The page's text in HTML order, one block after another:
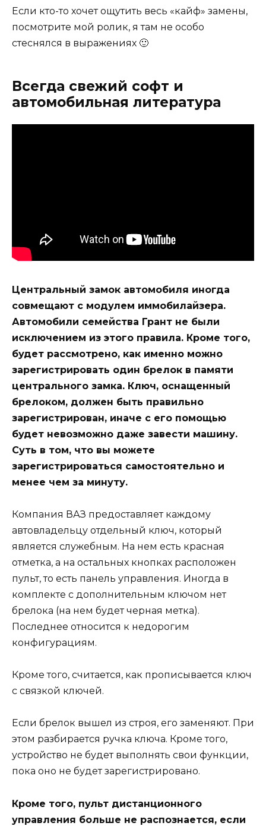
Если кто-то хочет ощутить весь «кайф» замены,
посмотрите мой ролик, я там не особо
стеснялся в выражениях 🙂
Всегда свежий софт и
автомобильная литература
Центральный замок автомобиля иногда
совмещают с модулем иммобилайзера.
Автомобили семейства Грант не были
исключением из этого правила. Кроме того,
будет рассмотрено, как именно можно
зарегистрировать один брелок в памяти
центрального замка. Ключ, оснащенный
брелоком, должен быть правильно
зарегистрирован, иначе с его помощью
будет невозможно даже завести машину.
Суть в том, что вы можете
зарегистрироваться самостоятельно и
менее чем за минуту.
Компания ВАЗ предоставляет каждому
автовладельцу отдельный ключ, который
является служебным. На нем есть красная
отметка, а на остальных кнопках расположен
пульт, то есть панель управления. Иногда в
комплекте с дополнительным ключом нет
брелока (на нем будет черная метка).
Последнее относится к недорогим
конфигурациям.
Кроме того, считается, как прописывается ключ
с связкой ключей.
Если брелок вышел из строя, его заменяют. При
этом разбирается ручка ключа. Кроме того,
устройство не будет выполнять свои функции,
пока оно не будет зарегистрировано.
Кроме того, пульт дистанционного
управления больше не распознается, если